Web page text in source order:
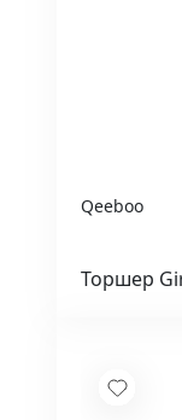
Qeeboo
Торшер